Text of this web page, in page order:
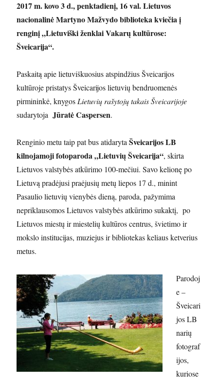
2017 m. kovo 3 d., penktadienį, 16 val. Lietuvos
nacionalinė Martyno Mažvydo biblioteka kviečia į
renginį „Lietuviški ženklai Vakarų kultūrose:
Šveicarija“.
Paskaitą apie lietuviškuosius atspindžius Šveicarijos
kultūroje pristatys Šveicarijos lietuvių bendruomenės
pirmininkė, knygos Lietuvių rašytojų takais Šveicarijoje
sudarytojaJūratė Caspersen.
Renginio metu taip pat bus atidaryta Šveicarijos LB
kilnojamoji fotoparoda „Lietuvių Šveicarija“, skirta
Lietuvos valstybės atkūrimo 100-mečiui. Savo kelionę po
Lietuvą pradėjusi praėjusių metų liepos 17 d., minint
Pasaulio lietuvių vienybės dieną, paroda, pažymima
nepriklausomos Lietuvos valstybės atkūrimo sukaktį, po
Lietuvos miestų ir miestelių kultūros centrus, švietimo ir
mokslo institucijas, muziejus ir bibliotekas keliaus ketverius
metus.
Parodoj
e –
Šveicari
jos LB
narių
fotograf
ijos,
kuriose